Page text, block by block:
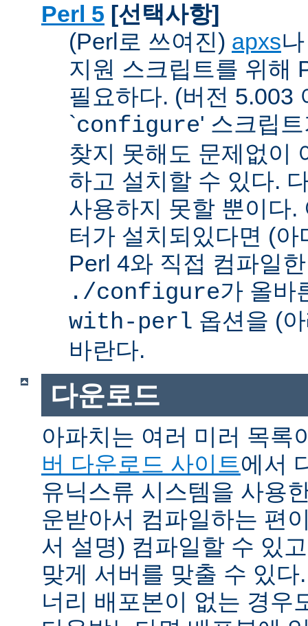
Perl 5 [선택사항]
(Perl로 쓰여진) apxs
지원 스크립트를 위해
필요하다. (버전 5.003
`configure' 스크립
찾지 못해도 문제없이
하고 설치할 수 있다.
사용하지 못할 뿐이다.
터가 설치되있다면 (
Perl 4와 직접 컴파일
./configure가 올바
with-perl 옵션을 (
바란다.
다운로드
아파치는 여러 미러 목록
버 다운로드 사이트에서
유닉스류 시스템을 사용
운받아서 컴파일하는 편
서 설명) 컴파일할 수 있
맞게 서버를 맞출 수 있
너리 배포본이 없는 경우